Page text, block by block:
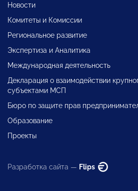
Новости
Комитеты и Комиссии
Региональное развитие
Экспертиза и Аналитика
Международная деятельность
Декларация о взаимодействии
субъектами МСП
Бюро по защите прав
Образование
Проекты
Разработка сайта — Flips